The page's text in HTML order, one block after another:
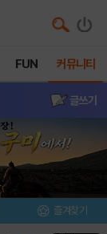
FUN 커뮤니티
글쓰기
즐겨찾기